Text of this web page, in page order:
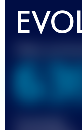
636